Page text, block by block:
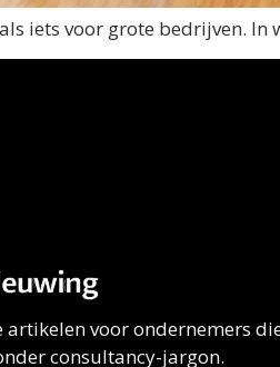
iets voor grote bedrijven. In
artikelen voor ondernemers
consultancy-jargon.